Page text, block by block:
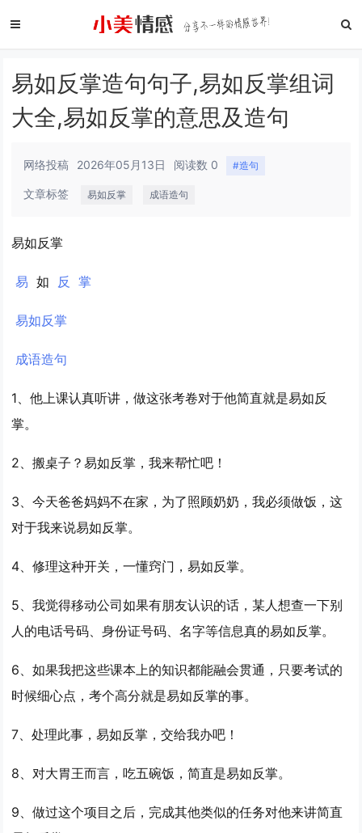
易如反掌造句句子,易如反掌组词
大全,易如反掌的意思及造句
网络投稿 2026年05月13日 阅读数 0 #造句
文章标签 易如反掌 成语造句
易如反掌
易 如 反 掌
易如反掌
成语造句
1、他上课认真听讲，做这张考卷对于他简直就是易如反
掌。
2、搬桌子？易如反掌 ，我来帮忙吧！
3、今天爸爸妈妈不在家，为了照顾奶奶，我必须做饭，这
对于我来说易如反掌。
4、修理这种开关，一懂窍门，易如反掌。
5、我觉得移动公司如果有朋友认识的话，某人想查一下别
人的电话号码、身份证号码、名字等信息真的易如反掌。
6、如果我把这些课本上的知识都能融会贯通，只要考试的
时候细心点，考个高分就是易如反掌的事。
7、处理此事，易如反掌 ，交给我办吧！
8、对大胃王而言，吃五碗饭，简直是易如反掌。
9、做过这个项目之后，完成其他类似的任务对他来讲简直